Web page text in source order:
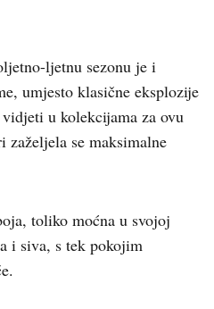
ljetnu sezonu je i
umjesto klasične eksplozije
u kolekcijama za ovu
zaželjela se maksimalne
toliko moćna u svojoj
i siva, s tek pokojim